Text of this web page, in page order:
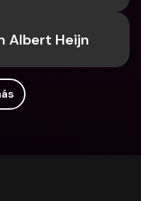
Albert Heijn